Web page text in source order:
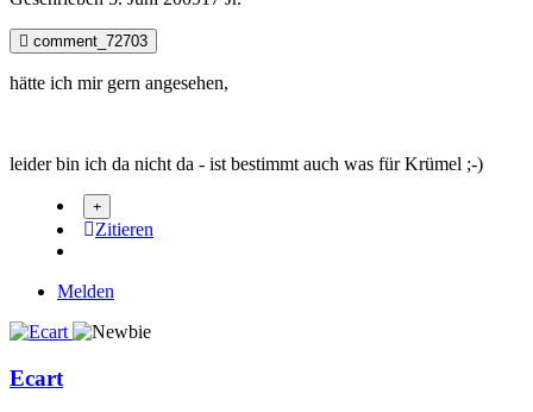
comment_72703
hätte ich mir gern angesehen,
leider bin ich da nicht da - ist bestimmt auch was für Krümel ;-)
Zitieren
Melden
Ecart